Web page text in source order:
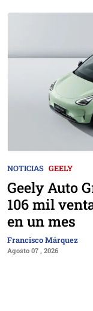
NOTICIAS GEELY
Geely Auto
106 mil
en un mes
Francisco Márquez
Agosto 07 , 2026